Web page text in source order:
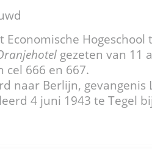
Economische
gezeten van 11
cel 666 en 667.
naar Berlijn, gevangenis
4 juni 1943